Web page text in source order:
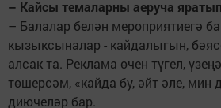
– Кайсы темаларны аеруча
– Балалар белән мероприятиегә
кызыксыналар - кайдалыгын,
алсак та. Реклама өчен түгел,
төшерсәм, «кайда бу, әйт әле,
диючеләр бар.